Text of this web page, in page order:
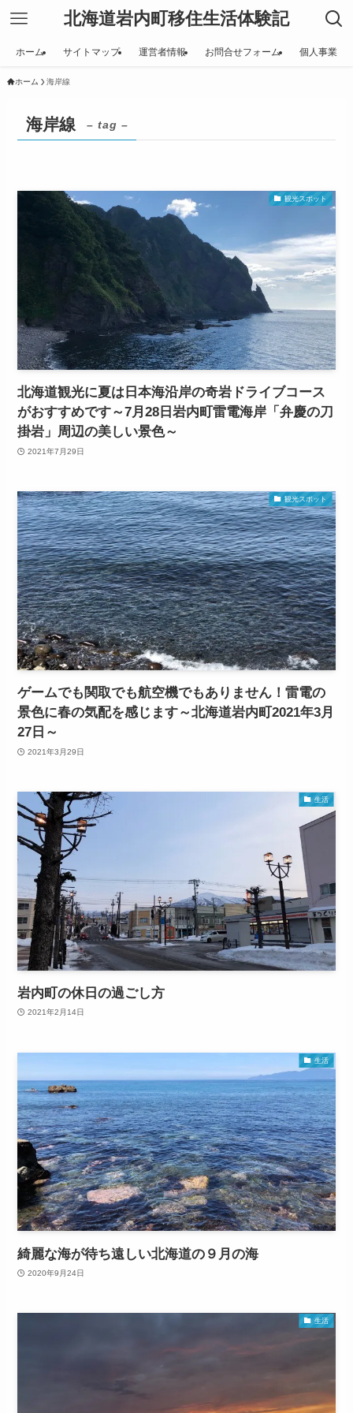
北海道岩内町移住生活体験記
ホーム サイトマップ 運営者情報 お問合せフォーム 個人事業
ホーム 海岸線
海岸線 – tag –
観光スポット
北海道観光に夏は日本海沿岸の奇岩ドライブコース
がおすすめです～7月28日岩内町雷電海岸「弁慶の刀
掛岩」周辺の美しい景色～
2021年7月29日
観光スポット
ゲームでも関取でも航空機でもありません！雷電の
景色に春の気配を感じます～北海道岩内町2021年3月
27日～
2021年3月29日
生活
岩内町の休日の過ごし方
2021年2月14日
生活
綺麗な海が待ち遠しい北海道の９月の海
2020年9月24日
生活